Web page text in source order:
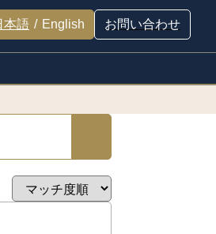
本語 / English お問い合わせ